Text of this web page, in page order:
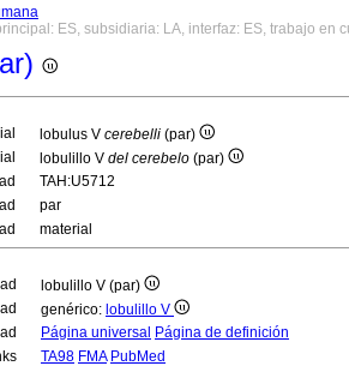
ES, subsidiaria: LA, interfaz: ES, trabajo en
lobulus V cerebelli (par)
lobulillo V del cerebelo (par)
TAH:U5712
par
material
lobulillo V (par)
genérico: lobulillo V
Página universal Página de definición
TA98 FMA PubMed